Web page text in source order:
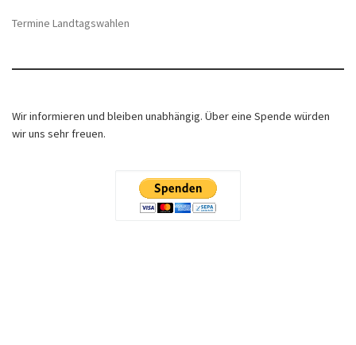
Termine Landtagswahlen
Wir informieren und bleiben unabhängig. Über eine Spende würden
wir uns sehr freuen.